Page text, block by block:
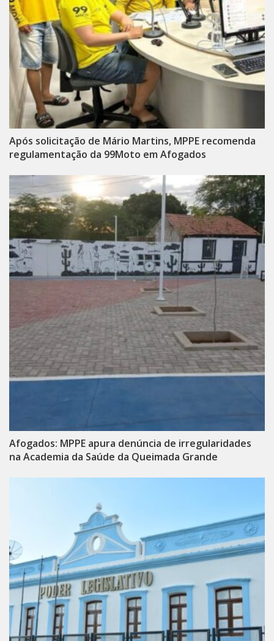
Após solicitação de Mário Martins, MPPE recomenda
regulamentação da 99Moto em Afogados
Afogados: MPPE apura denúncia de irregularidades
na Academia da Saúde da Queimada Grande